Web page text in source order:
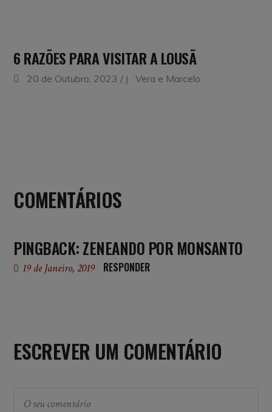
6 RAZÕES PARA VISITAR A LOUSÃ
20 de Outubro, 2023 Vera e Marcelo
COMENTÁRIOS
PINGBACK:ZENEANDO POR MONSANTO
19 de Janeiro, 2019 RESPONDER
ESCREVER UM COMENTÁRIO